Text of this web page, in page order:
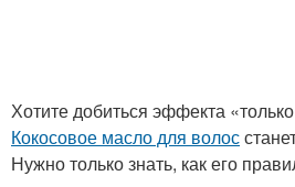
Хотите добиться эффекта
Кокосовое масло для волос
Нужно только знать, как его